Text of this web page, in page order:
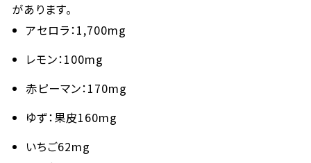
があります。
アセロラ：1,700mg
レモン：100mg
赤ピーマン：170mg
ゆず：果皮160mg
いちご62mg